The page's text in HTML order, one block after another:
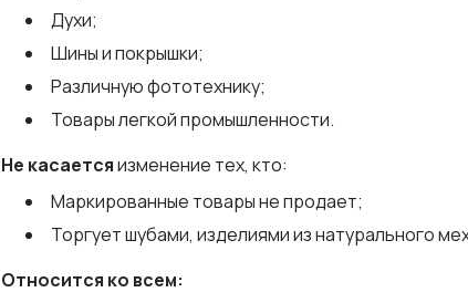
Духи;
Шины и покрышки;
Различную фототехнику;
Товары легкой промышленности.
Не касаетсяизменение тех, кто:
Маркированные товары не продает;
Торгует шубами, изделиями из натурального
Относится ко всем: